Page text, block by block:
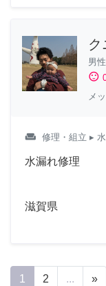
ク
男性
sentiment_satisfied
メ
weekend 修理・組立 ▸
水漏れ修理
滋賀県
1 2 ... »